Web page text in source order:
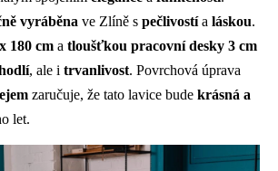
vyráběna ve Zlíně s pečlivostía láskou.
180 cm a tloušťkou pracovní desky 3 cm
, ale i trvanlivost. Povrchová úprava
zaručuje, že tato lavice bude krásná a
let.